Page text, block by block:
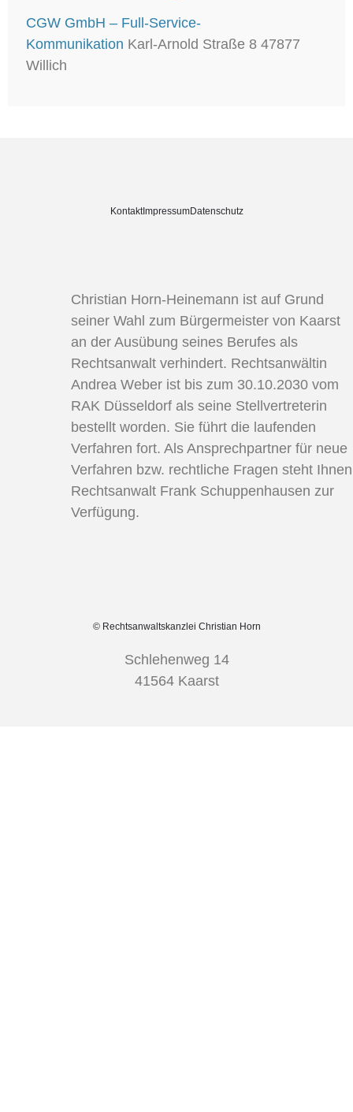
CGW GmbH – Full-Service-
Kommunikation Karl-Arnold Straße 8 47877
Willich
KontaktImpressumDatenschutz
Christian Horn-Heinemann ist auf Grund
seiner Wahl zum Bürgermeister von Kaarst
an der Ausübung seines Berufes als
Rechtsanwalt verhindert. Rechtsanwältin
Andrea Weber ist bis zum 30.10.2030 vom
RAK Düsseldorf als seine Stellvertreterin
bestellt worden. Sie führt die laufenden
Verfahren fort. Als Ansprechpartner für neue
Verfahren bzw. rechtliche Fragen steht Ihnen
Rechtsanwalt Frank Schuppenhausen zur
Verfügung.
© Rechtsanwaltskanzlei Christian Horn
Schlehenweg 14
41564 Kaarst